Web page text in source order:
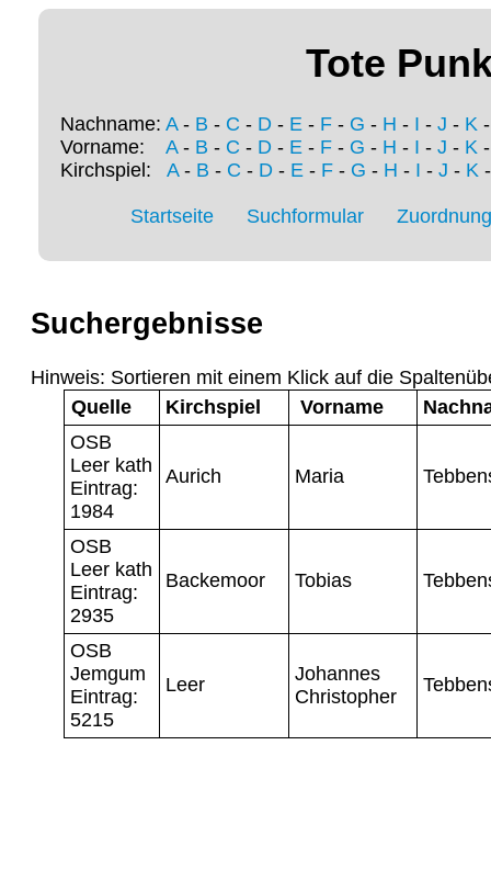
Tote
Nachname: A- B - C - D - E - F - G - H - I - J - K
Vorname: A- B - C - D - E - F - G - H - I - J - K
Kirchspiel: A- B - C - D- E- F- G - H - I - J - K
Startseite Suchformular
Suchergebnisse
Hinweis: Sortieren mit einem Klick auf die
Quelle
Kirchspiel Vorname
OSB
Leer kath
Eintrag:
1984
Aurich Maria
OSB
Leer kath
Eintrag:
2935
Backemoor Tobias
OSB
Jemgum
Eintrag:
5215
Leer
Johannes
Christopher